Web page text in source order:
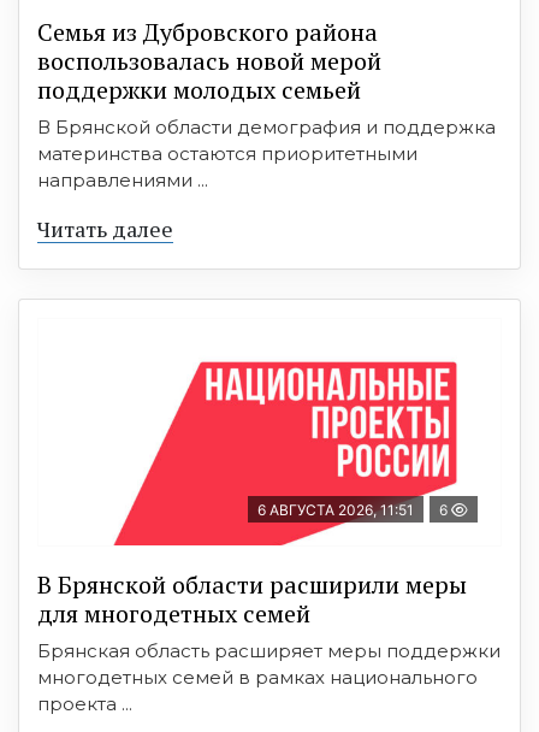
Семья из Дубровского района
воспользовалась новой мерой
поддержки молодых семьей
В Брянской области демография и поддержка
материнства остаются приоритетными
направлениями ...
Читать далее
6 АВГУСТА 2026, 11:51 6
В Брянской области расширили меры
для многодетных семей
Брянская область расширяет меры поддержки
многодетных семей в рамках национального
проекта ...